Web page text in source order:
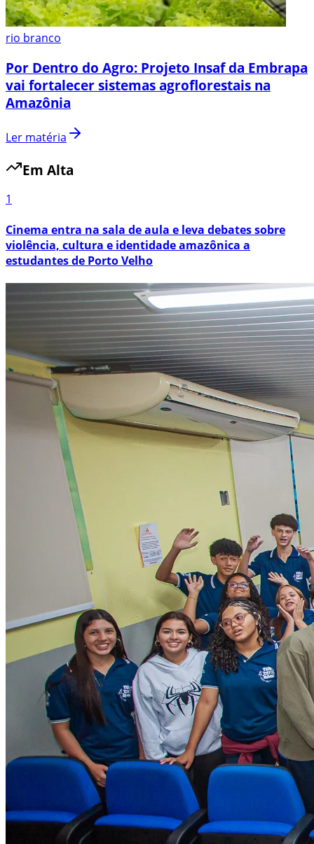
rio branco
Por Dentro do Agro: Projeto Insaf da Embrapa
vai fortalecer sistemas agroflorestais na
Amazônia
Ler matéria
Em Alta
1
Cinema entra na sala de aula e leva debates sobre
violência, cultura e identidade amazônica a
estudantes de Porto Velho